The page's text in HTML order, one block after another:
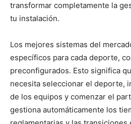
transformar completamente la
tu instalación.
Los mejores sistemas del
específicos para cada deporte,
preconfigurados. Esto significa
necesita seleccionar el deporte,
de los equipos y comenzar el
gestiona automáticamente los